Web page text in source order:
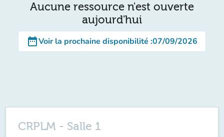
Aucune ressource n'est ouverte
aujourd'hui
date_rangeVoir la prochaine disponibilité :07/09/2026
CRPLM - Salle 1